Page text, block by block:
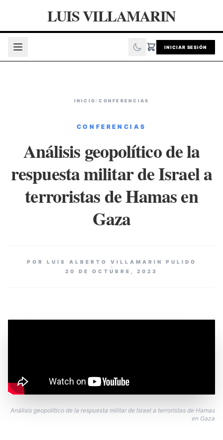
LUIS VILLAMARIN
INICIAR SESIÓN
INICIO /CONFERENCIAS
CONFERENCIAS
Análisis geopolítico de la
respuesta militar de Israel a
terroristas de Hamas en
Gaza
POR LUIS ALBERTO VILLAMARIN PULIDO
20 DE OCTUBRE, 2023
Análisis geopolítico de la respuesta militar de Israel a terroristas de Hamas
en Gaza